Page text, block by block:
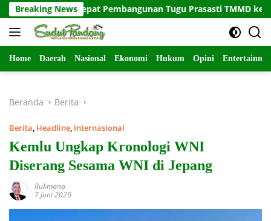
Langsung
ke
konten
Breaking News
Percepat Pembangunan Tugu Prasasti TMMD ke-129
Home Daerah Nasional Ekonomi Hukum Opini
Beranda Berita
Berita, Headline, Internasional
Kemlu Ungkap Kronologi WNI
Diserang Sesama WNI di Jepang
Rukmana
7 Juni 2026